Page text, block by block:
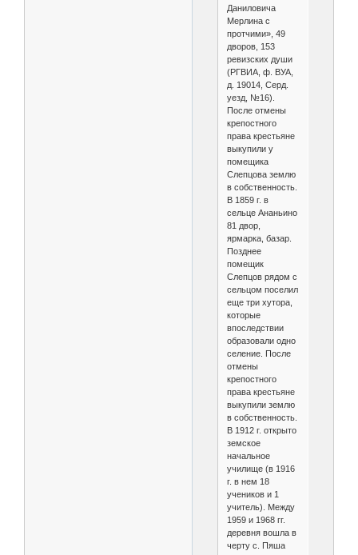
Даниловича
Мерлина с
протчими», 49
дворов, 153
ревизских души
(РГВИА, ф. ВУА,
д. 19014, Серд.
уезд, №16).
После отмены
крепостного
права крестьяне
выкупили у
помещика
Слепцова землю
в собственность.
В 1859 г. в
сельце Ананьино
81 двор,
ярмарка, базар.
Позднее
помещик
Слепцов рядом с
сельцом поселил
еще три хутора,
которые
впоследствии
образовали одно
селение. После
отмены
крепостного
права крестьяне
выкупили землю
в собственность.
В 1912 г. открыто
земское
начальное
училище (в 1916
г. в нем 18
учеников и 1
учитель). Между
1959 и 1968 гг.
деревня вошла в
черту с. Пяша